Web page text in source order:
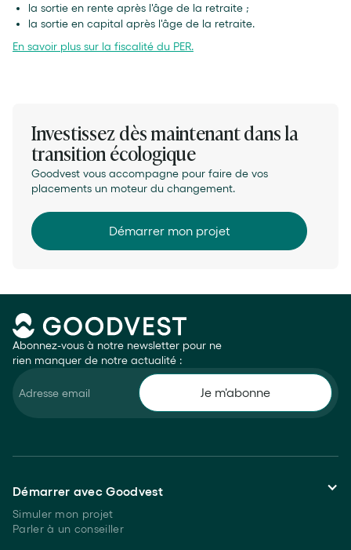
la sortie en rente après l'âge de la retraite ;
la sortie en capital après l'âge de la retraite.
En savoir plus sur la fiscalité du PER.
Investissez dès maintenant dans la
transition écologique
Goodvest vous accompagne pour faire de vos
placements un moteur du changement.
Démarrer mon projet
Abonnez-vous à notre newsletter pour ne
rien manquer de notre actualité :
Démarrer avec Goodvest
Simuler mon projet
Parler à un conseiller